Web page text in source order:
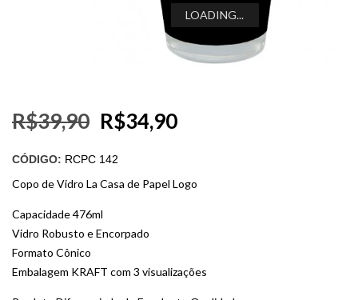
LOADING...
LOADING...
LOADING...
R$39,90 R$34,90
CÓDIGO: RCPC 142
Copo de Vidro La Casa de Papel Logo
Capacidade 476ml
Vidro Robusto e Encorpado
Formato Cônico
Embalagem KRAFT com 3 visualizações